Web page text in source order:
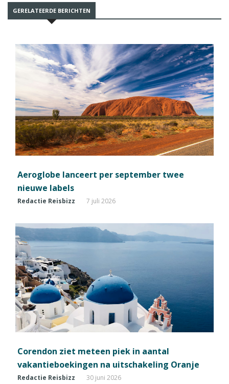
GERELATEERDE BERICHTEN
Aeroglobe lanceert per september twee
nieuwe labels
Redactie Reisbizz 7 juli 2026
Corendon ziet meteen piek in aantal
vakantieboekingen na uitschakeling Oranje
Redactie Reisbizz 30 juni 2026